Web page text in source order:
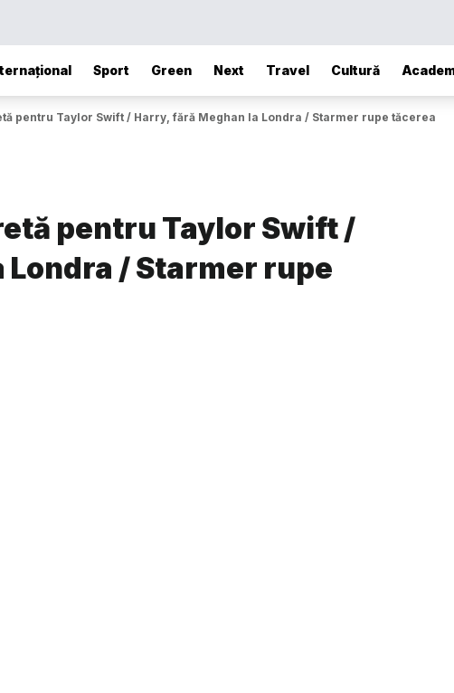
Sport Green Next Travel Cultură
pentru Taylor Swift / Harry, fără Meghan la Londra / Starmer rupe tăcerea
pentru Taylor Swift /
/ Starmer rupe